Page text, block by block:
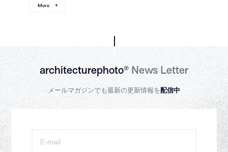
More
architecturephoto®News Letter
メールマガジンでも最新の更新情報を配信中